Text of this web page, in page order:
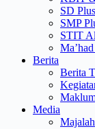
SD
SMP
STIT
Berita
Berita
Media
Majalah